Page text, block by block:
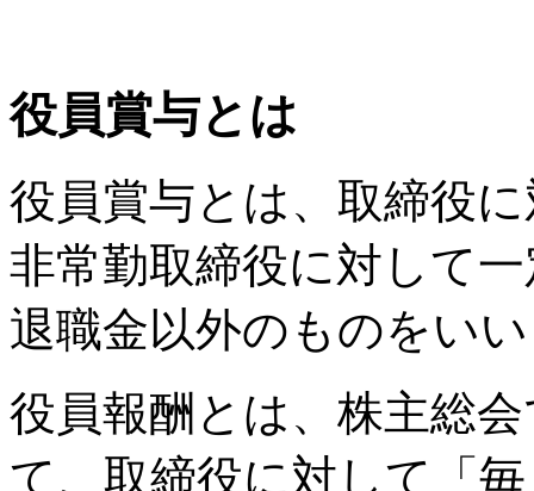
役員賞与とは
役員賞与とは、取締役
非常勤取締役に対して
退職金以外のものをい
役員報酬とは、株主総
て、取締役に対して「